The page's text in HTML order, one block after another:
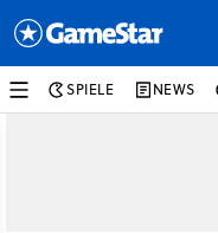
SPIELE NEWS